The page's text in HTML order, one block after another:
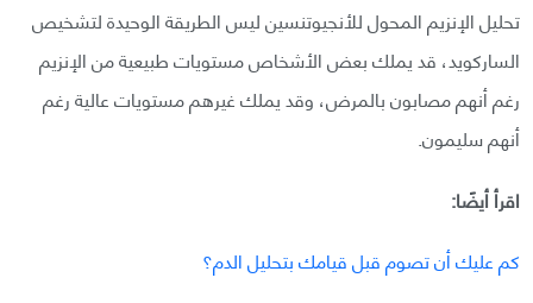
تحليل الإنزيم المحول للأنجيوتنسين ليس الطريقة الوحيدة لتشخيص
الساركويد، قد يملك بعض الأشخاص مستويات طبيعية من الإنزيم
رغم أنهم مصابون بالمرض، وقد يملك غيرهم مستويات عالية رغم
أنهم سليمون.
اقرأ أيضًا:
كم عليك أن تصوم قبل قيامك بتحليل الدم؟